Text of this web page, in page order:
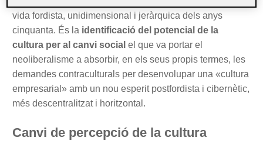
vida fordista, unidimensional i jeràrquica dels anys
cinquanta. És la identificació del potencial de la
cultura per al canvi social el que va portar el
neoliberalisme a absorbir, en els seus propis termes, les
demandes contraculturals per desenvolupar una «cultura
empresarial» amb un nou esperit postfordista i cibernètic,
més descentralitzat i horitzontal.
Canvi de percepció de la cultura